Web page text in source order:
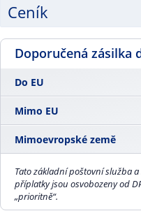
Ceník
Doporučená zásilka
Do EU
50 g
100 g
250 g
500 g
Mimo EU
50 g
100 g
250 g
Mimoevropské země
50 g
100 g
Tato základní poštovní služba
příplatky jsou osvobozeny od
„prioritně“.